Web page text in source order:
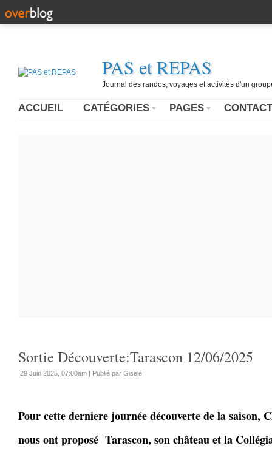
PAS et REPAS
Journal des randos, voyages et activités d'un
ACCUEIL CATÉGORIES PAGES CONTACT
Sortie Découverte:Tarascon 12/06/2025
29 Juin 2025, 07:00am | Publié par Gisele
Pour cette derniere journée découverte de la saison,
nous ont proposé Tarascon, son château et la